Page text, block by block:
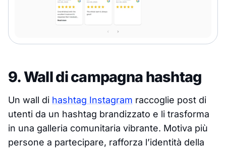
9. Wall di campagna hashtag
Un wall di hashtag Instagram raccoglie post di
utenti da un hashtag brandizzato e li trasforma
in una galleria comunitaria vibrante. Motiva più
persone a partecipare, rafforza l’identità della